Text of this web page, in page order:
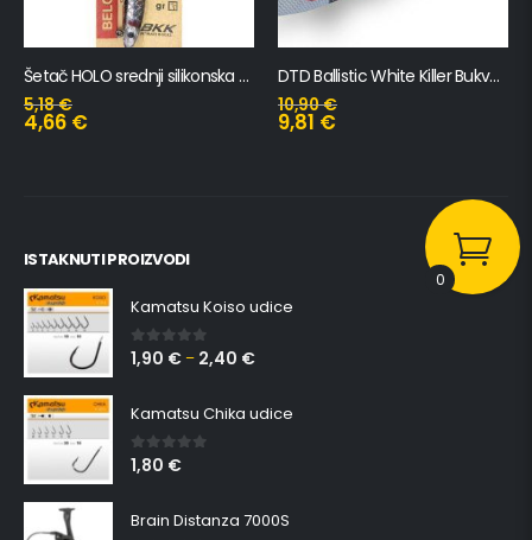
Šetač HOLO srednji silikonska Ribica Belgrade Walker
5,18€
4,66 €
DTD Ballistic White Killer Bukva 3.0B
10,90€
9,81 €
ISTAKNUTI PROIZVODI
Kamatsu Koiso udice
0 out of 5
1,90 € – 2,40 €
Kamatsu Chika udice
0 out of 5
1,80 €
Brain Distanza 7000S
0